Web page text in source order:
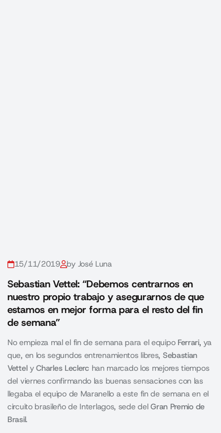
15/11/2019 by José Luna
Sebastian Vettel: “Debemos centrarnos en
nuestro propio trabajo y asegurarnos de que
estamos en mejor forma para el resto del fin
de semana”
No empieza mal el fin de semana para el equipo Ferrari, ya
que, en los segundos entrenamientos libres, Sebastian
VettelyCharles Leclerc han marcado los mejores tiempos
del viernes confirmando las buenas sensaciones con las
llegaba el equipo de Maranello a este fin de semana en el
circuito brasileño de Interlagos, sede delGran Premio de
Brasil.